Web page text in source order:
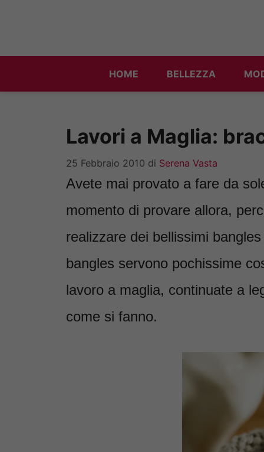
HOME BELLEZZA
Lavori a Maglia:
25 Febbraio 2010 di Serena Vasta
Avete mai provato a fare da
momento di provare allora,
realizzare dei bellissimi
bangles servono pochissime
lavoro a maglia, continuate a
come si fanno.